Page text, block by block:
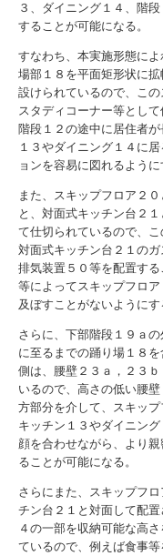
３、ダイニング１４、階
することが可能になる。
すなわち、本実施形態に
場部１８を平面矩形状に
設けられているので、こ
スタディコーナー等とし
階段１２の途中に居住者
１３やダイニング１４に
ョンを容易に図れるように
また、スキップフロア２
と、対面式キッチン台２
て仕切られているので、
対面式キッチン台２１の
排気装置５０等を配置す
等によってスキップフロ
及ぼすことがないようにす
さらに、下部階段１９ａ
に至るまでの踊り場１８
側は、腰壁２３ａ，２３
いるので、高さの低い腰
方部分を介して、スキップ
キッチン１３やダイニン
顔を合わせながら、より
ることが可能になる。
さらにまた、スキップフ
チン台２１と対面して配
４の一部を収納可能な高
ているので、例えば食事